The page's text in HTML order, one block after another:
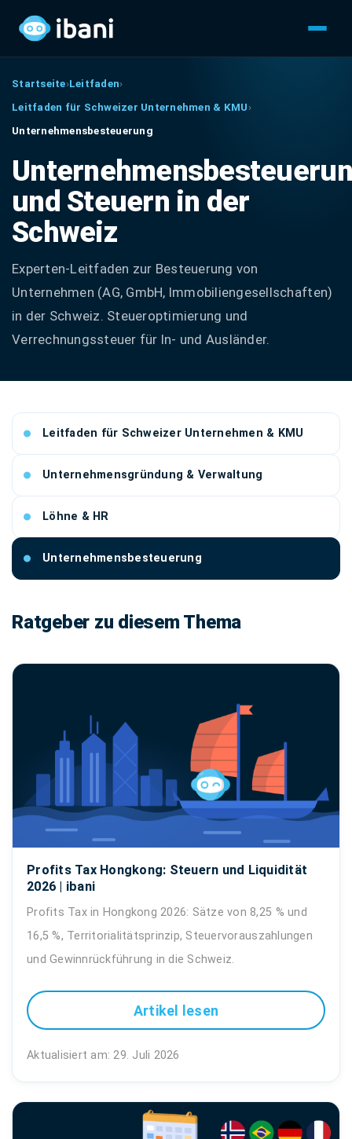
Startseite›Leitfaden›
Leitfaden für Schweizer Unternehmen & KMU ›
Unternehmensbesteuerung
und Steuern in der
Schweiz
Experten-Leitfaden zur Besteuerung von
Unternehmen (AG, GmbH, Immobiliengesellschaften)
in der Schweiz. Steueroptimierung und
Verrechnungssteuer für In- und Ausländer.
Leitfaden für Schweizer Unternehmen & KMU
Unternehmensgründung & Verwaltung
Löhne & HR
Unternehmensbesteuerung
Ratgeber zu diesem Thema
Profits Tax Hongkong: Steuern und Liquidität
2026 | ibani
Profits Tax in Hongkong 2026: Sätze von 8,25 % und
16,5 %, Territorialitätsprinzip, Steuervorauszahlungen
und Gewinnrückführung in die Schweiz.
Artikel lesen
Aktualisiert am: 29. Juli 2026